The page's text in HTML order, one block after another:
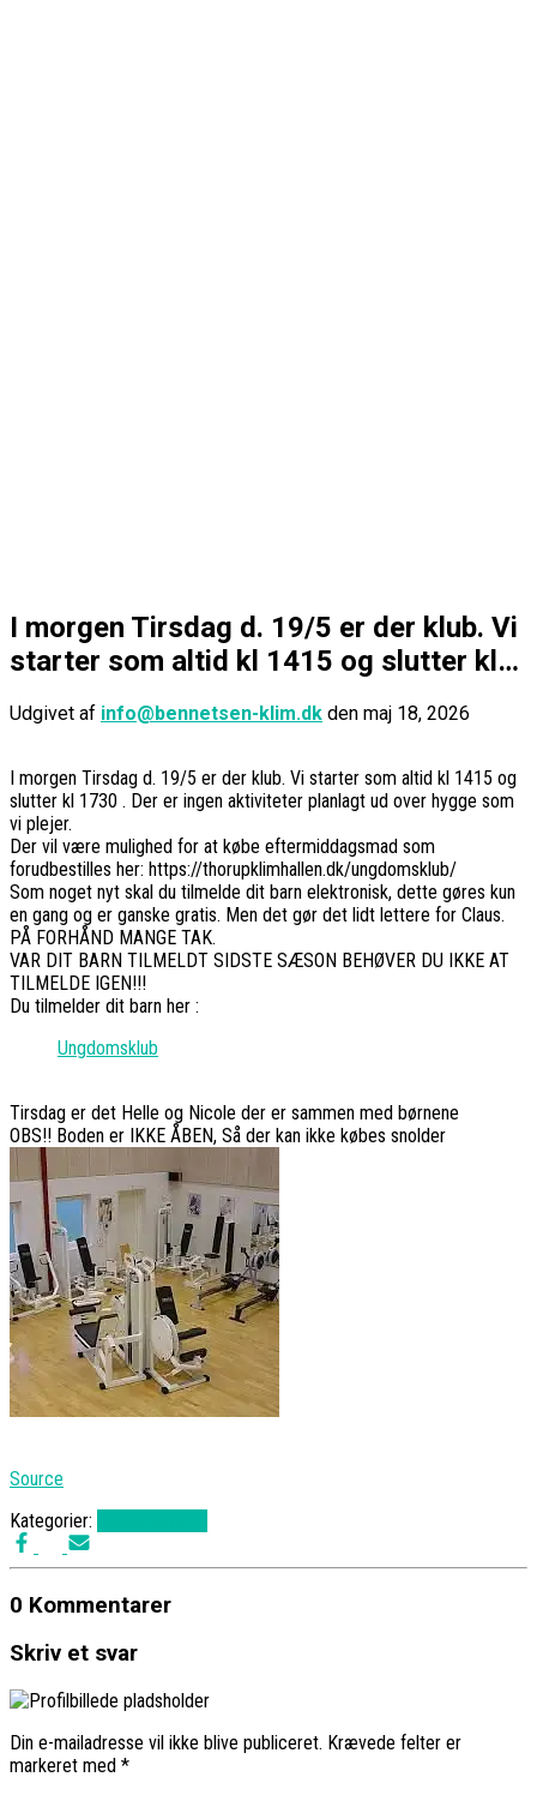
I morgen Tirsdag d. 19/5 er der klub. Vi
starter som altid kl 1415 og slutter kl…
Udgivet af info@bennetsen-klim.dk den maj 18, 2026
I morgen Tirsdag d. 19/5 er der klub. Vi starter som altid kl 1415 og
slutter kl 1730 . Der er ingen aktiviteter planlagt ud over hygge som
vi plejer.
Der vil være mulighed for at købe eftermiddagsmad som
forudbestilles her: https://thorupklimhallen.dk/ungdomsklub/
Som noget nyt skal du tilmelde dit barn elektronisk, dette gøres kun
en gang og er ganske gratis. Men det gør det lidt lettere for Claus.
PÅ FORHÅND MANGE TAK.
VAR DIT BARN TILMELDT SIDSTE SÆSON BEHØVER DU IKKE AT
TILMELDE IGEN!!!
Du tilmelder dit barn her :
Ungdomsklub
Tirsdag er det Helle og Nicole der er sammen med børnene
OBS!! Boden er IKKE ÅBEN, Så der kan ikke købes snolder
Source
Kategorier:
0 Kommentarer
Skriv et svar
Din e-mailadresse vil ikke blive publiceret. Krævede felter er
markeret med *